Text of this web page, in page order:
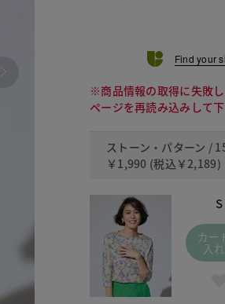
Find your
※商品情報の取得に失敗し
ページを再読み込みして下
ストーン・パターン /
￥1,990 (税込 ￥2,189)
S
カー
入